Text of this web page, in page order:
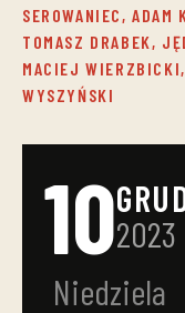
SEROWANIEC,
TOMASZ DRABEK,
MACIEJ
WYSZYŃSKI
102023
Niedziela